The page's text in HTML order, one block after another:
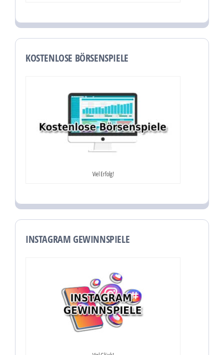
KOSTENLOSE BÖRSENSPIELE
Viel Erfolg!
INSTAGRAM GEWINNSPIELE